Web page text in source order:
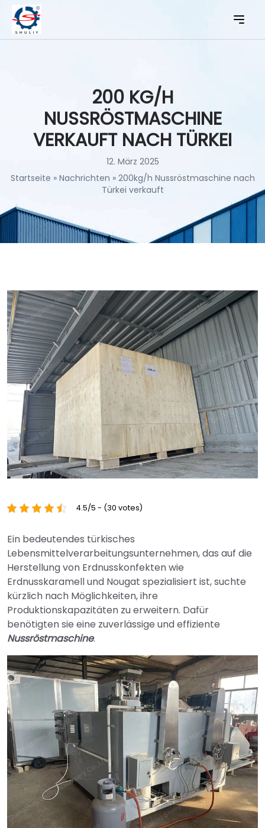
200 KG/H
NUSSRÖSTMASCHINE
VERKAUFT NACH TÜRKEI
12. März 2025
Startseite » Nachrichten » 200kg/h Nussröstmaschine nach
Türkei verkauft
4.5/5 - (30 votes)
Ein bedeutendes türkisches
Lebensmittelverarbeitungsunternehmen, das auf die
Herstellung von Erdnusskonfekten wie
Erdnusskaramell und Nougat spezialisiert ist, suchte
kürzlich nach Möglichkeiten, ihre
Produktionskapazitäten zu erweitern. Dafür
benötigten sie eine zuverlässige und effiziente
Nussröstmaschine.